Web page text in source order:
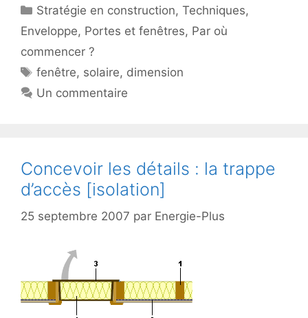
Catégories
Stratégie en construction,Techniques,
Enveloppe, Portes et fenêtres, Par où
commencer ?
Étiquettes
fenêtre, solaire, dimension
Un commentaire
Concevoir les détails : la trappe
d’accès [isolation]
25 septembre 2007 par Energie-Plus